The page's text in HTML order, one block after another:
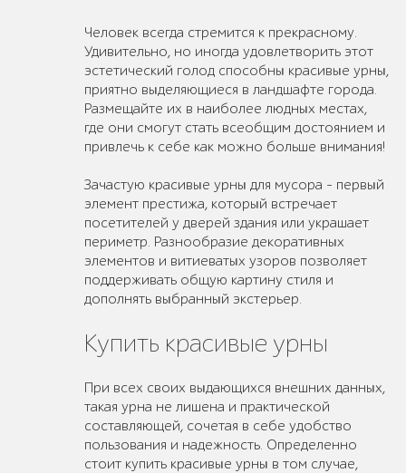
Человек всегда стремится к прекрасному.
Удивительно, но иногда удовлетворить этот
эстетический голод способны красивые урны,
приятно выделяющиеся в ландшафте города.
Размещайте их в наиболее людных местах,
где они смогут стать всеобщим достоянием и
привлечь к себе как можно больше внимания!
Зачастую красивые урны для мусора - первый
элемент престижа, который встречает
посетителей у дверей здания или украшает
периметр. Разнообразие декоративных
элементов и витиеватых узоров позволяет
поддерживать общую картину стиля и
дополнять выбранный экстерьер.
Купить красивые урны
При всех своих выдающихся внешних данных,
такая урна не лишена и практической
составляющей, сочетая в себе удобство
пользования и надежность. Определенно
стоит купить красивые урны в том случае,